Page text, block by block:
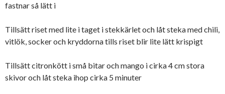
fastnar så lätt i
Tillsätt riset med lite i taget i stekkärlet och låt steka med chili,
vitlök, socker och kryddorna tills riset blir lite lätt krispigt
Tillsätt citronkött i små bitar och mango i cirka 4 cm stora
skivor och låt steka ihop cirka 5 minuter